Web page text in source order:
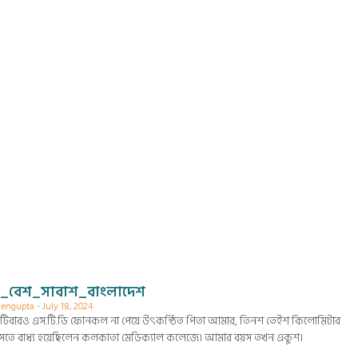
July 18, 2024
এস.টি.ডি ফোনকল না পেয়ে উৎকন্ঠিত পিতা আমার, তিনশ তেইশ কিলোমিটার
বাধ্য হয়েছিলেন কলকাতা মেডিক্যাল কলেজে। আমার বয়স তখন একুশ।